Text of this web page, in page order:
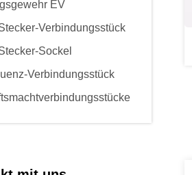
EV
Verbindungsstück
Sockel
Verbindungsstück